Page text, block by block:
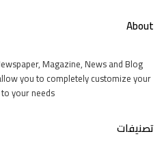
About
Magazine, News and Blog
you to completely customize your
your needs.
تصنيفات